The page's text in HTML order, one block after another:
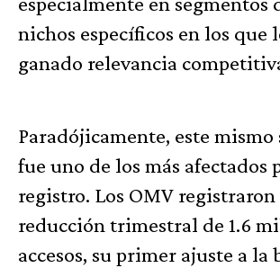
nichos específicos en los que
ganado relevancia
Paradójicamente, este mismo
fue uno de los más afectados
registro. Los OMV registraron
reducción trimestral de 1.6
accesos, su primer ajuste a la